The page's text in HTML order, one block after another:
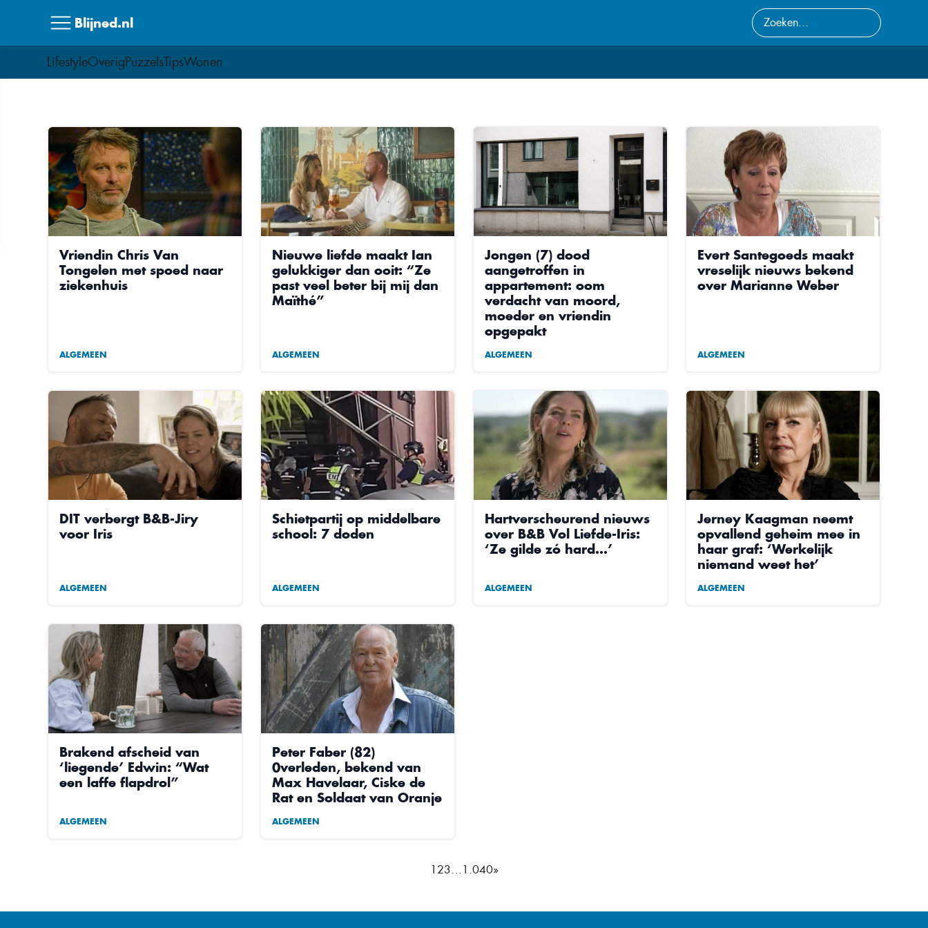
Blijned.nl
LifestyleOverigPuzzelsTipsWonen
Vriendin Chris Van
Tongelen met spoed naar
ziekenhuis
ALGEMEEN
Nieuwe liefde maakt Ian
gelukkiger dan ooit: “Ze
past veel beter bij mij dan
Maïthé”
ALGEMEEN
Jongen (7) dood
aangetroffen in
appartement: oom
verdacht van moord,
moeder en vriendin
opgepakt
ALGEMEEN
Evert Santegoeds maakt
vreselijk nieuws bekend
over Marianne Weber
ALGEMEEN
DIT verbergt B&B-Jiry
voor Iris
ALGEMEEN
Schietpartij op middelbare
school: 7 doden
ALGEMEEN
Hartverscheurend nieuws
over B&B Vol Liefde-Iris:
‘Ze gilde zó hard…’
ALGEMEEN
Jerney Kaagman neemt
opvallend geheim mee in
haar graf: ‘Werkelijk
niemand weet het’
ALGEMEEN
Brakend afscheid van
‘liegende’ Edwin: “Wat
een laffe flapdrol”
ALGEMEEN
Peter Faber (82)
0verleden, bekend van
Max Havelaar, Ciske de
Rat en Soldaat van Oranje
ALGEMEEN
1 23…1.040»